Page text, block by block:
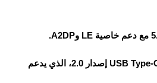
الهاتف يأتي مزود بمنفذ USB Type-C إصدار 2.0، الذي يدعم